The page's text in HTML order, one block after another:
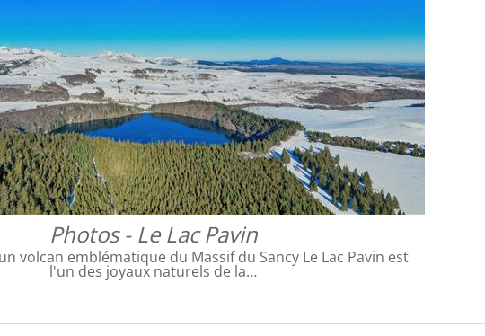
Photos - Le Lac Pavin
volcan emblématique du Massif du Sancy Le Lac Pavin est
l'un des joyaux naturels de la…